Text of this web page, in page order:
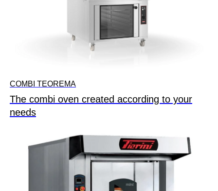
COMBI TEOREMA
The combi oven created according to your
needs